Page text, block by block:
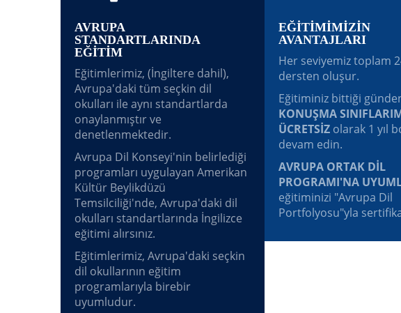
AVRUPA
STANDARTLARINDA
EĞİTİM
Eğitimlerimiz, (İngiltere dahil),
Avrupa'daki tüm seçkin dil
okulları ile aynı standartlarda
onaylanmıştır ve
denetlenmektedir.
Avrupa Dil Konseyi'nin belirlediği
programları uygulayan Amerikan
Kültür Beylikdüzü
Temsilciliği'nde, Avrupa'daki dil
okulları standartlarında İngilizce
eğitimi alırsınız.
Eğitimlerimiz, Avrupa'daki seçkin
dil okullarının eğitim
programlarıyla birebir
uyumludur.
EĞİTİMİMİZİN
AVANTAJLARI
Her seviyemiz toplam
dersten oluşur.
Eğitiminiz bittiği
KONUŞMA
ÜCRETSİZolarak 1 yıl
devam edin.
AVRUPA ORTAK DİL
PROGRAMI'NA
eğitiminizi "Avrupa Dil
Portfolyosu"yla